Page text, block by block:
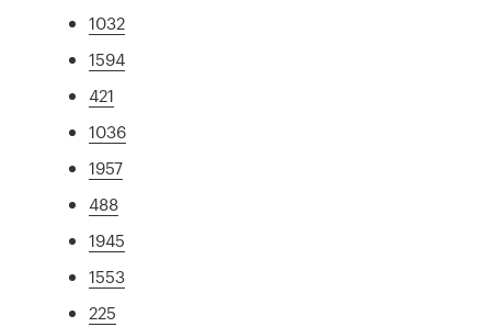
1032
1594
421
1036
1957
488
1945
1553
225